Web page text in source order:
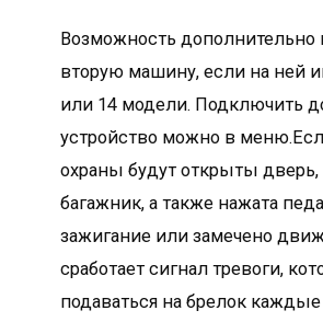
Возможность дополнительно
вторую машину, если на ней
или 14 модели. Подключить
устройство можно в
охраны будут открыты дверь,
багажник, а также нажата
зажигание или замечено
сработает сигнал тревоги,
подаваться на брелок